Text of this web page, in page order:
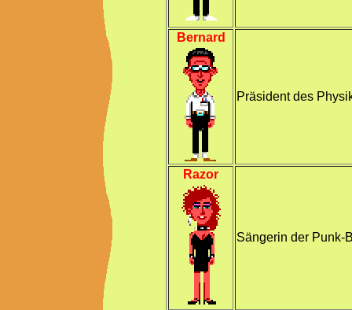
Bernard
Präsident des
Razor
Sängerin der Punk-